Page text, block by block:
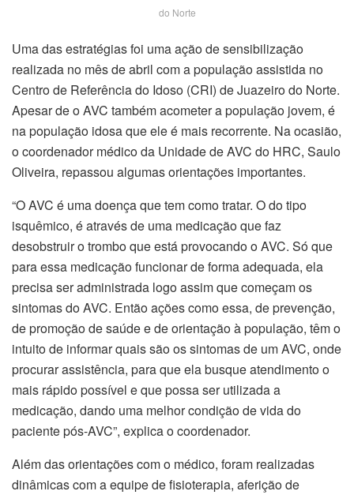
do Norte
Uma das estratégias foi uma ação de sensibilização
realizada no mês de abril com a população assistida no
Centro de Referência do Idoso (CRI) de Juazeiro do Norte.
Apesar de o AVC também acometer a população jovem, é
na população idosa que ele é mais recorrente. Na ocasião,
o coordenador médico da Unidade de AVC do HRC, Saulo
Oliveira, repassou algumas orientações importantes.
“O AVC é uma doença que tem como tratar. O do tipo
isquêmico, é através de uma medicação que faz
desobstruir o trombo que está provocando o AVC. Só que
para essa medicação funcionar de forma adequada, ela
precisa ser administrada logo assim que começam os
sintomas do AVC. Então ações como essa, de prevenção,
de promoção de saúde e de orientação à população, têm o
intuito de informar quais são os sintomas de um AVC, onde
procurar assistência, para que ela busque atendimento o
mais rápido possível e que possa ser utilizada a
medicação, dando uma melhor condição de vida do
paciente pós-AVC”, explica o coordenador.
Além das orientações com o médico, foram realizadas
dinâmicas com a equipe de fisioterapia, aferição de